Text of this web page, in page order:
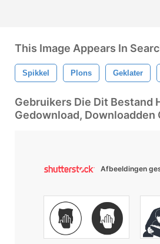
This Image Appears In
Spikkel Plons Geklater
Gebruikers Die Dit Bestand
Gedownload, Downloadden
Afbeeldingen